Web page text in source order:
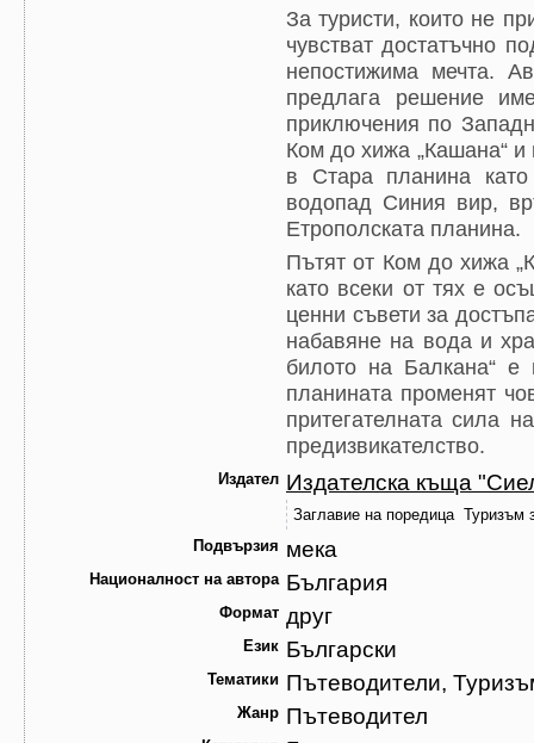
За туристи, които не
чувстват достатъчно
непостижима мечта.
предлага решение
приключения по
Ком до хижа „Кашана“ и
в Стара планина
водопад Синия вир,
Етрополската планина.
Пътят от Ком до хижа
като всеки от тях е
ценни съвети за
набавяне на вода и
билото на Балкана“ е
планината променят
притегателната сила
предизвикателство.
Издател Издателска къща
Заглавие на поредица Туризъм
Подвързия мека
Националност на автора България
Формат друг
Език Български
Тематики Пътеводители,
Жанр Пътеводител